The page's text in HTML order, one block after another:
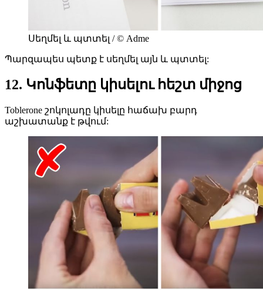
Սեղմել և պտտել / © Adme
Պարզապես պետք է սեղմել այն և պտտել:
12. Կոնֆետը կիսելու հեշտ միջոց
Toblerone շոկոլադը կիսելը հաճախ բարդ
աշխատանք է թվում: